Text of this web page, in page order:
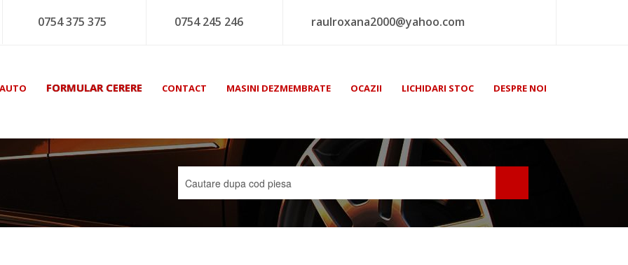
0754 375 375 0754 245 246 raulroxana2000@yahoo.com
FORMULAR CERERE CONTACT MASINI DEZMEMBRATE OCAZII LICHIDARI STOC DESPRE NOI